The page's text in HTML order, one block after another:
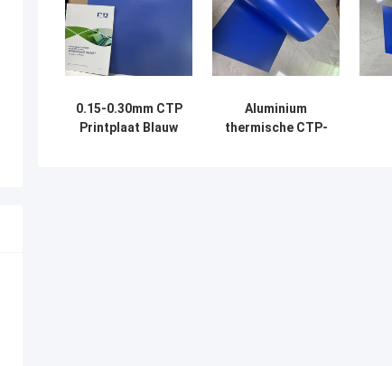
0.15-0.30mm CTP
Printplaat Blauw
Aluminium
thermische CTP-